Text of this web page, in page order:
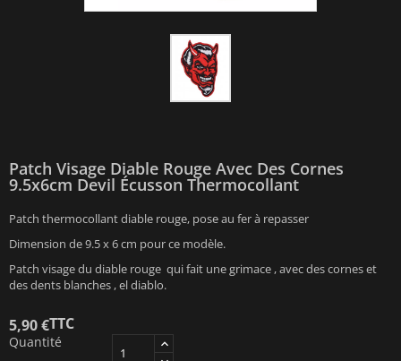
Patch Visage Diable Rouge Avec Des Cornes
9.5x6cm Devil Écusson Thermocollant
Patch thermocollant diable rouge, pose au fer à repasser
Dimension de 9.5 x 6 cm pour ce modèle.
Patch visage du diable rouge qui fait une grimace , avec des cornes et
des dents blanches , el diablo.
5,90 €TTC
Quantité